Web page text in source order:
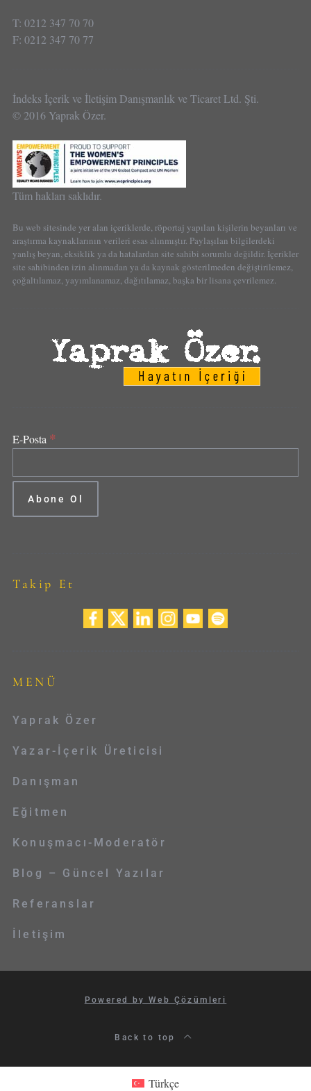
T: 0212 347 70 70
F: 0212 347 70 77
İndeks İçerik ve İletişim Danışmanlık ve Ticaret Ltd. Şti.
© 2016 Yaprak Özer.
Tüm hakları saklıdır.
Bu web sitesinde yer alan içeriklerde, röportaj yapılan kişilerin beyanları ve
araştırma kaynaklarının verileri esas alınmıştır. Paylaşılan bilgilerdeki
yanlış beyan, eksiklik ya da hatalardan site sahibi sorumlu değildir. İçerikler
site sahibinden izin alınmadan ya da kaynak gösterilmeden değiştirilemez,
çoğaltılamaz, yayımlanamaz, dağıtılamaz, başka bir lisana çevrilemez.
E-Posta *
Takip Et
MENÜ
Yaprak Özer
Yazar-İçerik Üreticisi
Danışman
Eğitmen
Konuşmacı-Moderatör
Blog – Güncel Yazılar
Referanslar
İletişim
Powered by Web Çözümleri
Back to top
Türkçe